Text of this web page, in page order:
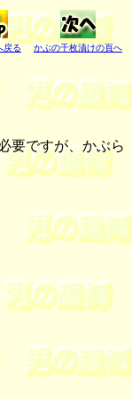
戻る かぶの千枚漬けの頁へ
要ですが、かぶら